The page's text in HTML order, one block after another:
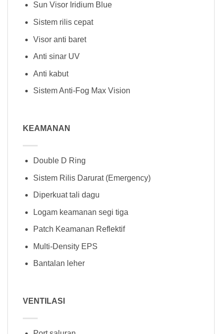
Sun Visor Iridium Blue
Sistem rilis cepat
Visor anti baret
Anti sinar UV
Anti kabut
Sistem Anti-Fog Max Vision
KEAMANAN
Double D Ring
Sistem Rilis Darurat (Emergency)
Diperkuat tali dagu
Logam keamanan segi tiga
Patch Keamanan Reflektif
Multi-Density EPS
Bantalan leher
VENTILASI